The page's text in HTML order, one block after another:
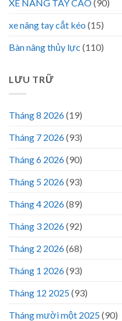
XE NÂNG TAY CAO(90)
xe nâng tay cắt kéo (15)
Bàn nâng thủy lực (110)
LƯU TRỮ
Tháng 8 2026(19)
Tháng 7 2026(93)
Tháng 6 2026(90)
Tháng 5 2026(93)
Tháng 4 2026(89)
Tháng 3 2026(92)
Tháng 2 2026(68)
Tháng 1 2026(93)
Tháng 12 2025(93)
Tháng mười một 2025(90)